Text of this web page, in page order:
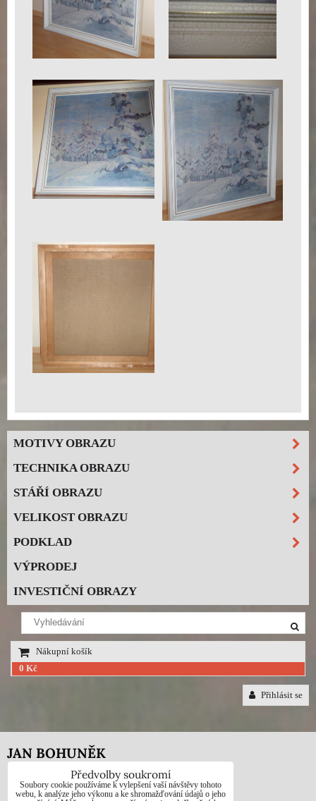
MOTIVY OBRAZU
TECHNIKA OBRAZU
STÁŘÍ OBRAZU
VELIKOST OBRAZU
PODKLAD
VÝPRODEJ
INVESTIČNÍ OBRAZY
Nákupní košík
0 Kč
Přihlásit se
JAN BOHUNĚK
Telefon: +420725021832
Předvolby soukromí
Soubory cookie používáme k vylepšení vaší návštěvy tohoto
webu, k analýze jeho výkonu a ke shromažďování údajů o jeho